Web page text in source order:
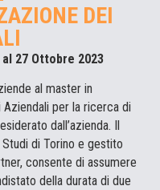
DEI
27 Ottobre 2023
al master in
per la ricerca di
dall’azienda. Il
di Torino e gestito
consente di assumere
della durata di due